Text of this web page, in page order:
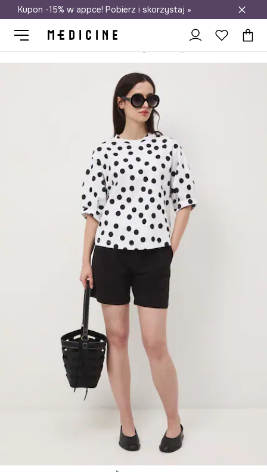
Darmowa dostawa do salonów
Kupon -15% w appce! Pobierz i skorzystaj »